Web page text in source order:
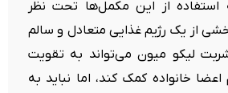
از این مکمل‌ها تحت نظر
از یک رژیم غذایی متعادل و سالم
لیکو میون می‌تواند به تقویت
خانواده کمک کند، اما نباید به